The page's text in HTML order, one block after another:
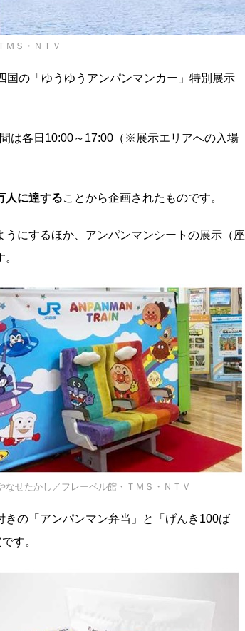
ＭＳ・ＮＴＶ
の「ゆうゆうアンパンマンカー」特別展示
は各日10:00～17:00（※展示エリアへの入場
人に達することから企画されたものです。
にするほか、アンパンマンシートの展示（座
せたかし／フレーベル館・ＴＭＳ・ＮＴＶ
の「アンパンマン弁当」と「げんき100ば
す。